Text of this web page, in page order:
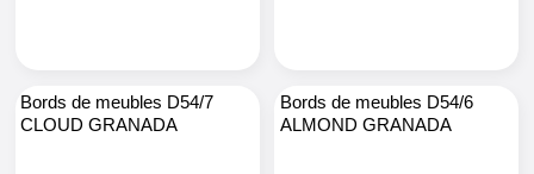
Bords de meubles D54/7
CLOUD GRANADA
Bords de meubles D54/6
ALMOND GRANADA